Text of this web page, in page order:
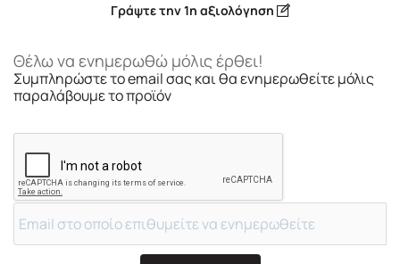
Γράψτε την 1η αξιολόγηση
Θέλω να ενημερωθώ μόλις έρθει!
Συμπληρώστε το email σας και θα ενημερωθείτε μόλις
παραλάβουμε το προϊόν